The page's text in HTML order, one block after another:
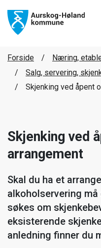
Forside
Næring,
Salg, servering,
Skjenking ved åpent
Skjenking ved
arrangement
Skal du ha et
alkoholservering
søkes om
eksisterende
anledning finner du